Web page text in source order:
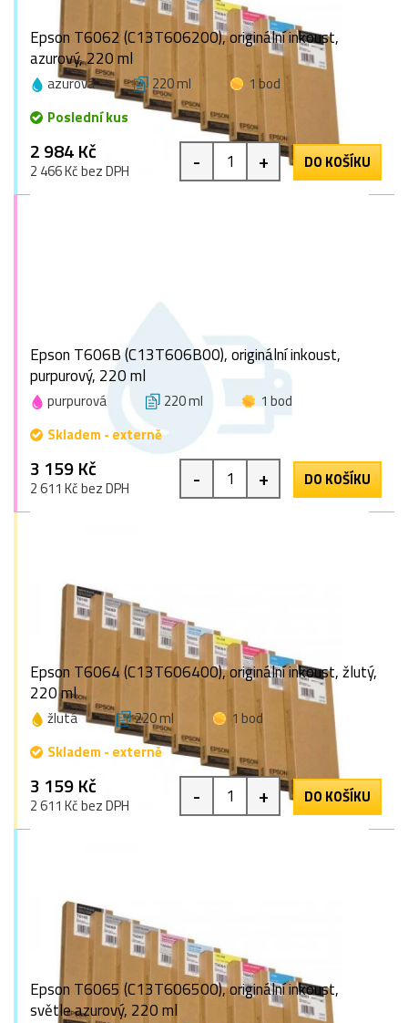
Epson T6062 (C13T606200), originální inkoust,
azurový, 220 ml
azurová 220 ml
1 bod
Poslední kus
2 984 Kč
2 466 Kč bez DPH - + DO KOŠÍKU
Epson T606B (C13T606B00), originální inkoust,
purpurový, 220 ml
purpurová 220 ml
1 bod
Skladem - externě
3 159 Kč
2 611 Kč bez DPH - + DO KOŠÍKU
Epson T6064 (C13T606400), originální inkoust, žlutý,
220 ml
žlutá 220 ml
1 bod
Skladem - externě
3 159 Kč
2 611 Kč bez DPH - + DO KOŠÍKU
Epson T6065 (C13T606500), originální inkoust,
světle azurový, 220 ml